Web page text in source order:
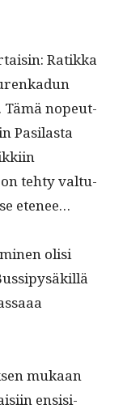
Ratik­ka
Tämä nopeut­
Pasi­las­ta
on tehty val­tu­
etenee…
olisi
mukaan
ensisi­